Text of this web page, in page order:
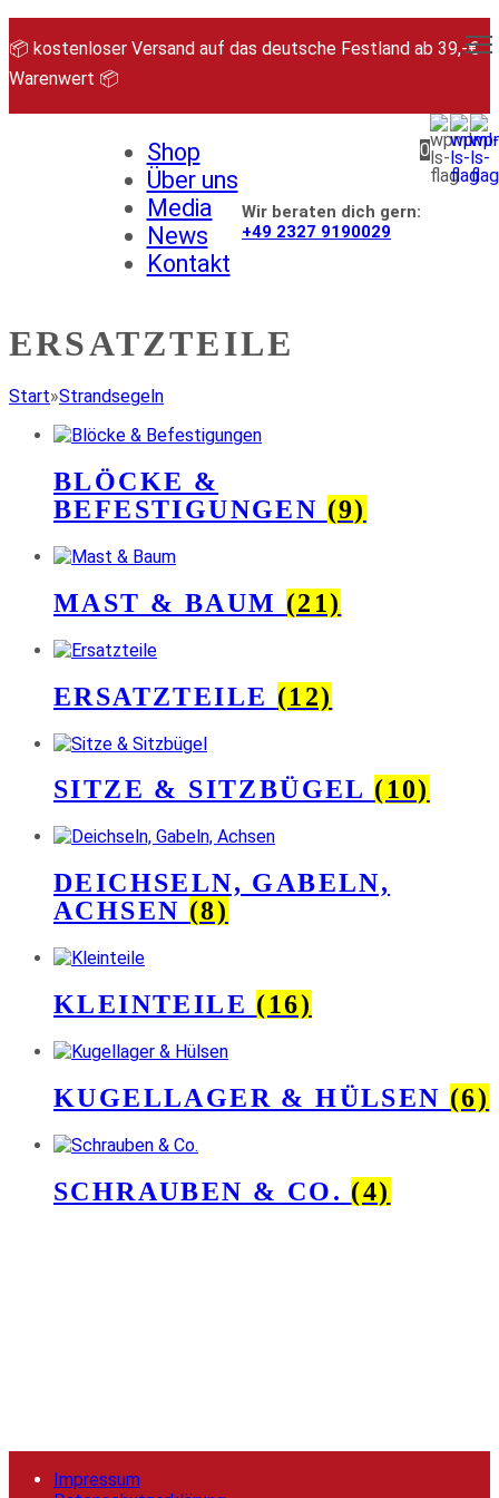
Inhalt
springen
📦 kostenloser Versand auf das deutsche Festland ab 39,-€
Warenwert 📦
Shop
Über uns
Media
News
Kontakt
0
Wir beraten dich gern:
+49 2327 9190029
ERSATZTEILE
Start»Strandsegeln
BLÖCKE &
BEFESTIGUNGEN (9)
MAST & BAUM (21)
ERSATZTEILE (12)
SITZE & SITZBÜGEL (10)
DEICHSELN, GABELN,
ACHSEN (8)
KLEINTEILE (16)
KUGELLAGER & HÜLSEN (6)
SCHRAUBEN & CO. (4)
Impressum